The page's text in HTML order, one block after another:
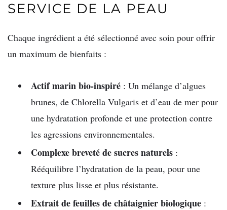
SERVICE DE LA PEAU
Chaque ingrédient a été sélectionné avec soin pour offrir
un maximum de bienfaits :
Actif marin bio-inspiré : Un mélange d’algues
brunes, de Chlorella Vulgaris et d’eau de mer pour
une hydratation profonde et une protection contre
les agressions environnementales.
Complexe breveté de sucres naturels :
Rééquilibre l’hydratation de la peau, pour une
texture plus lisse et plus résistante.
Extrait de feuilles de châtaignier biologique :